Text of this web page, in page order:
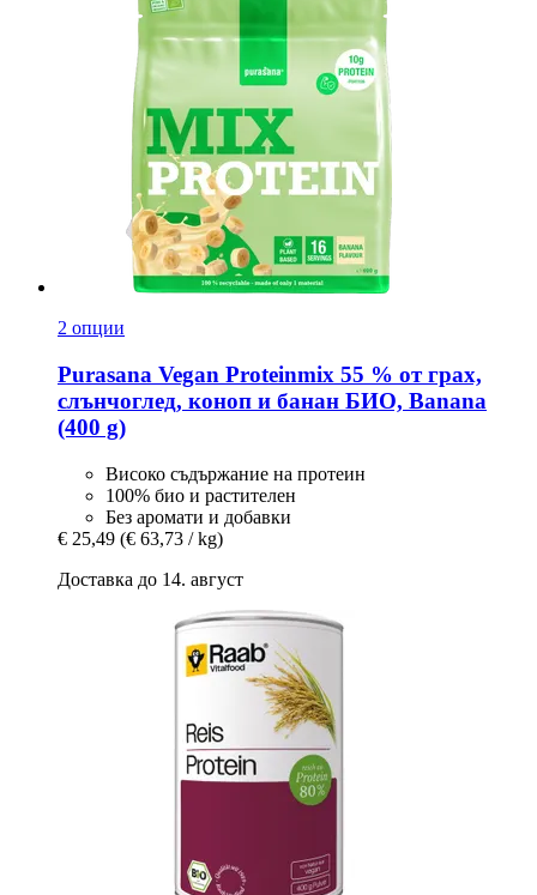
2 опции
Purasana Vegan Proteinmix 55 % от грах,
слънчоглед, коноп и банан БИО, Banana
(400 g)
Високо съдържание на протеин
100% био и растителен
Без аромати и добавки
€ 25,49 (€ 63,73 / kg)
Доставка до 14. август